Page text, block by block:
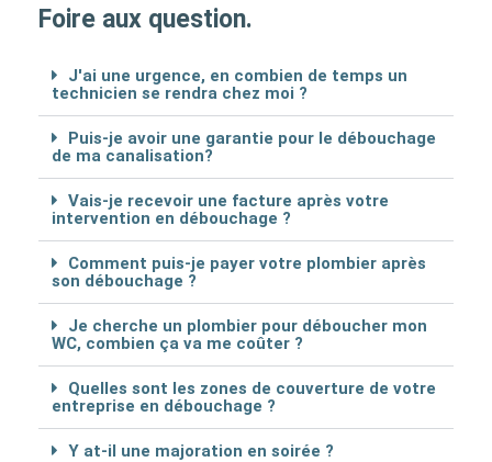
Foire aux question.
J'ai une urgence, en combien de temps un
technicien se rendra chez moi ?
Puis-je avoir une garantie pour le débouchage
de ma canalisation?
Vais-je recevoir une facture après votre
intervention en débouchage ?
Comment puis-je payer votre plombier après
son débouchage ?
Je cherche un plombier pour déboucher mon
WC, combien ça va me coûter ?
Quelles sont les zones de couverture de votre
entreprise en débouchage ?
Y at-il une majoration en soirée ?